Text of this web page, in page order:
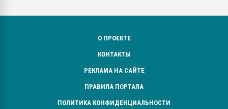
О ПРОЕКТЕ
КОНТАКТЫ
РЕКЛАМА НА САЙТЕ
ПРАВИЛА ПОРТАЛА
ПОЛИТИКА КОНФИДЕНЦИАЛЬНОСТИ